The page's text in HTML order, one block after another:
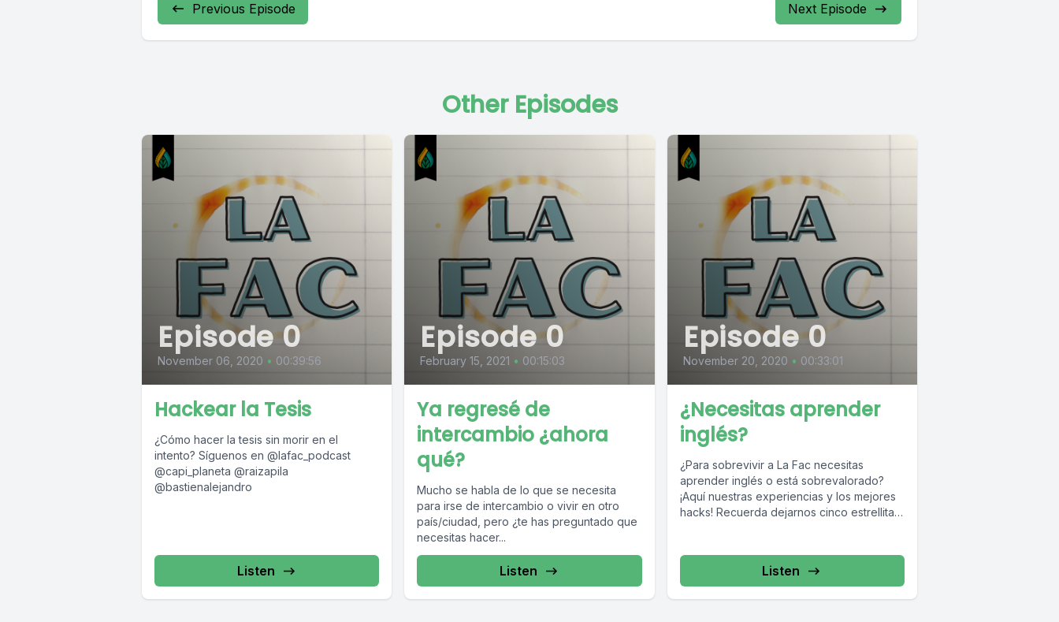
Previous Episode Next Episode
Other Episodes
Episode 0
November 06, 2020 • 00:39:56
Hackear la Tesis
¿Cómo hacer la tesis sin morir en el
intento? Síguenos en @lafac_podcast
@capi_planeta @raizapila
@bastienalejandro
Listen
Episode 0
February 15, 2021 • 00:15:03
Ya regresé de
intercambio ¿ahora
qué?
Mucho se habla de lo que se necesita
para irse de intercambio o vivir en otro
país/ciudad, pero ¿te has preguntado que
necesitas hacer...
Listen
Episode 0
November 20, 2020 • 00:33:01
¿Necesitas aprender
inglés?
¿Para sobrevivir a La Fac necesitas
aprender inglés o está sobrevalorado?
¡Aquí nuestras experiencias y los mejores
hacks! Recuerda dejarnos cinco estrellitas
Listen